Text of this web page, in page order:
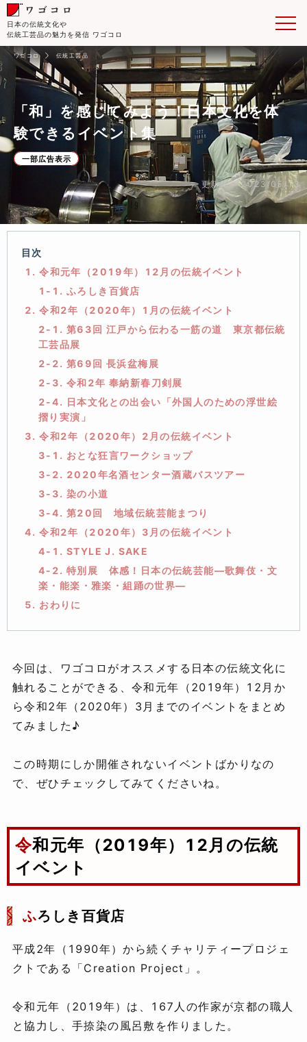
日本の伝統文化や
伝統工芸品の魅力を発信 ワゴコロ
ワゴコロ 伝統工芸品
「和」を感じてみよう！日本文化を体
験できるイベント集
一部広告表示
更新日： 2023/05/13
目次
1. 令和元年（2019年）12月の伝統イベント
1-1. ふろしき百貨店
2. 令和2年（2020年）1月の伝統イベント
2-1. 第63回 江戸から伝わる一筋の道 東京都伝統
工芸品展
2-2. 第69回 長浜盆梅展
2-3. 令和2年 奉納新春刀剣展
2-4. 日本文化との出会い「外国人のための浮世絵
摺り実演」
3. 令和2年（2020年）2月の伝統イベント
3-1. おとな狂言ワークショップ
3-2. 2020年名酒センター酒蔵バスツアー
3-3. 染の小道
3-4. 第20回 地域伝統芸能まつり
4. 令和2年（2020年）3月の伝統イベント
4-1. STYLE J. SAKE
4-2. 特別展 体感！日本の伝統芸能―歌舞伎・文
楽・能楽・雅楽・組踊の世界―
5. おわりに
今回は、ワゴコロがオススメする日本の伝統文化に
触れることができる、令和元年（2019年）12月か
ら令和2年（2020年）3月までのイベントをまとめ
てみました♪
この時期にしか開催されないイベントばかりなの
で、ぜひチェックしてみてくださいね。
令和元年（2019年）12月の伝統
イベント
ふろしき百貨店
平成2年（1990年）から続くチャリティープロジェ
クトである「Creation Project」。
令和元年（2019年）は、167人の作家が京都の職人
と協力し、手捺染の風呂敷を作りました。